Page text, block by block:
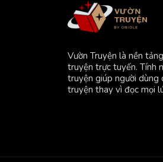
Vườn Truyện là nền
truyện trực tuyến. Tính
truyện giúp người dùng
truyện thay vì đọc mọi